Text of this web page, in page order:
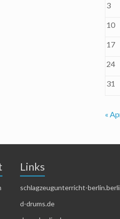
3
10
17
24
31
«
Links
schlagzeugunterricht-
d-drums.de